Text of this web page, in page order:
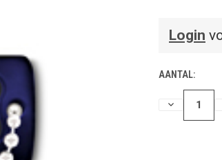
Login
AANTAL: